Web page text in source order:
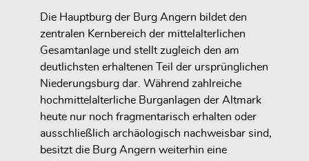
Die Hauptburg der Burg Angern bildet den
zentralen Kernbereich der mittelalterlichen
Gesamtanlage und stellt zugleich den am
deutlichsten erhaltenen Teil der ursprünglichen
Niederungsburg dar. Während zahlreiche
hochmittelalterliche Burganlagen der Altmark
heute nur noch fragmentarisch erhalten oder
ausschließlich archäologisch nachweisbar sind,
besitzt die Burg Angern weiterhin eine